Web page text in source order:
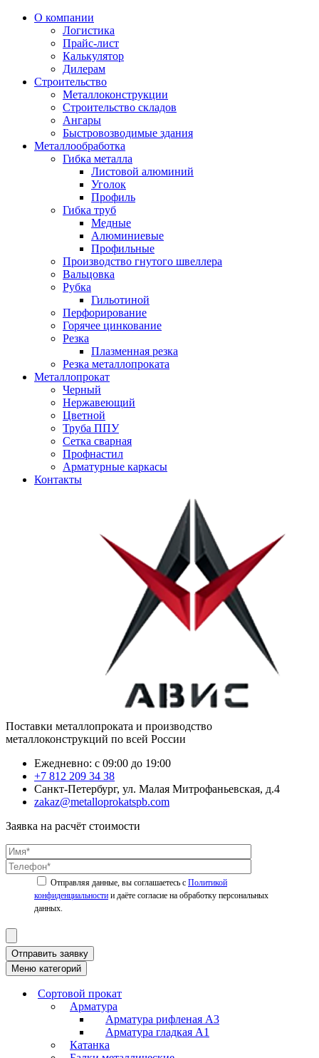
О компании
Логистика
Прайс-лист
Калькулятор
Дилерам
Строительство
Металлоконструкции
Строительство складов
Ангары
Быстровозводимые здания
Металлообработка
Гибка металла
Листовой алюминий
Уголок
Профиль
Гибка труб
Медные
Алюминиевые
Профильные
Производство гнутого швеллера
Вальцовка
Рубка
Гильотиной
Перфорирование
Горячее цинкование
Резка
Плазменная резка
Резка металлопроката
Металлопрокат
Черный
Нержавеющий
Цветной
Труба ППУ
Сетка сварная
Профнастил
Арматурные каркасы
Контакты
Поставки металлопроката и производство
металлоконструкций по всей России
Ежедневно: с 09:00 до 19:00
+7 812 209 34 38
Санкт-Петербург, ул. Малая Митрофаньевская, д.4
zakaz@metalloprokatspb.com
Заявка на расчёт стоимости
Политикой
конфиденциальности
Отправить заявку
Меню категорий
Сортовой прокат
Арматура
Арматура рифленая А3
Арматура гладкая А1
Катанка